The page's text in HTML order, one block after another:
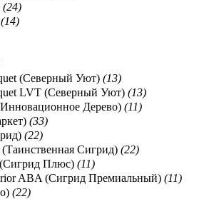
(24)
(14)
(Северный Уют) (13)
LVT (Северный Уют) (13)
Дерево) (11)
(33)
(22)
Сигрид) (22)
Плюс) (11)
ABA (Сигрид Премиальный) (11)
(22)